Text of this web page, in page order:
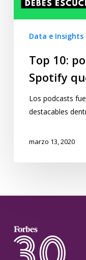
Data e Insights
Top 10:
Spotify
Los podcasts
destacables
marzo 13, 2020